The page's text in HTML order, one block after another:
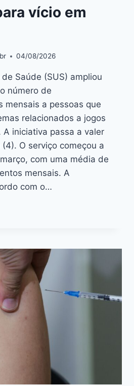
vício em
04/08/2026
Saúde (SUS) ampliou
número de
mensais a pessoas que
relacionados a jogos
A iniciativa passa a valer
O serviço começou a
com uma média de
mensais. A
com o…